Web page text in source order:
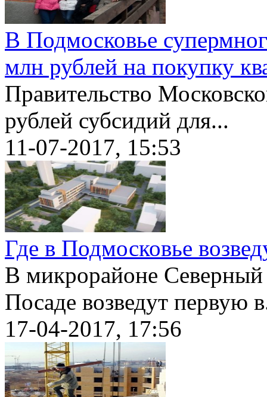
В Подмосковье
млн рублей на покупку
Правительство
рублей субсидий для...
11-07-2017, 15:53
Где в Подмосковье
В микрорайоне
Посаде возведут первую
17-04-2017, 17:56